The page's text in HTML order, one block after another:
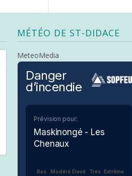
MÉTÉO DE ST-DIDACE
MeteoMedia
Danger
d’incendie
Prévision pour:
Maskinongé - Les
Chenaux
Bas Modéré Élevé Très Extrême